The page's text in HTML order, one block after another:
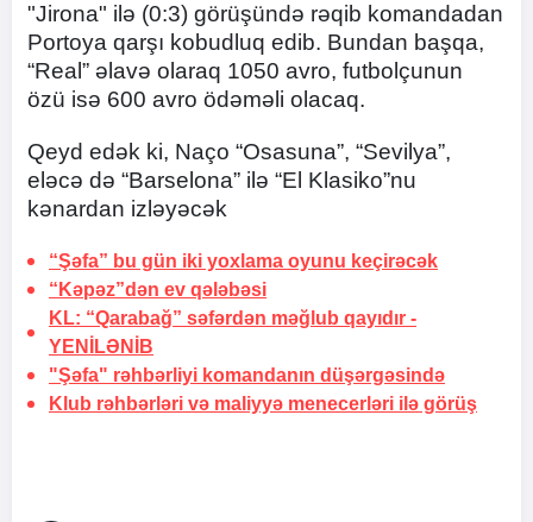
"Jirona" ilə (0:3) görüşündə rəqib komandadan
Portoya qarşı kobudluq edib. Bundan başqa,
“Real” əlavə olaraq 1050 avro, futbolçunun
özü isə 600 avro ödəməli olacaq.
Qeyd edək ki, Naço “Osasuna”, “Sevilya”,
eləcə də “Barselona” ilə “El Klasiko”nu
kənardan izləyəcək
“Şəfa” bu gün iki yoxlama oyunu keçirəcək
“Kəpəz”dən ev qələbəsi
KL: “Qarabağ” səfərdən məğlub qayıdır -
YENİLƏNİB
"Şəfa" rəhbərliyi komandanın düşərgəsində
Klub rəhbərləri və maliyyə menecerləri ilə görüş